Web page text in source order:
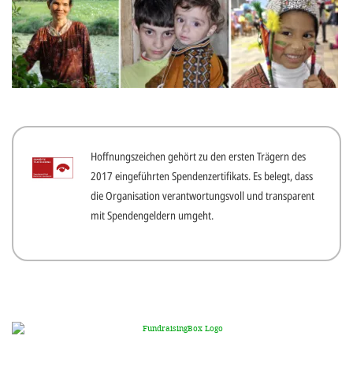
Hoffnungszeichen gehört zu den ersten Trägern des
2017 eingeführten Spendenzertifikats. Es belegt, dass
die Organisation verantwortungsvoll und transparent
mit Spendengeldern umgeht.
Online-